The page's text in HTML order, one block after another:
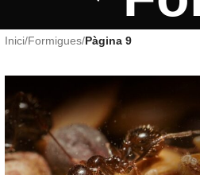
Inici/Formigues/Pàgina 9